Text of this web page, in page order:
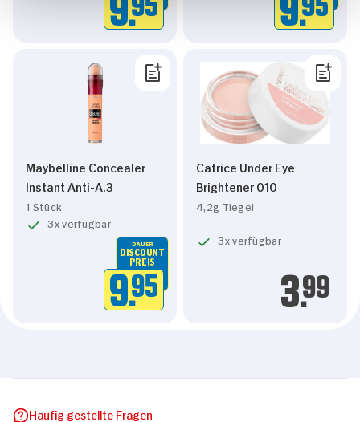
9. 9.
Maybelline Concealer
Instant Anti-A.3
1 Stück
3x verfügbar
DAUER
DISCOUNT
PREIS
9.95
Catrice Under Eye
Brightener 010
4,2g Tiegel
3x verfügbar
3.99
Häufig gestellte Fragen